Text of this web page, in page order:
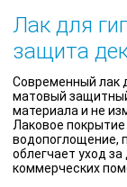
Лак для
защита
Современный лак
матовый
материала и не
Лаковое
водопоглощение,
облегчает уход
коммерческих